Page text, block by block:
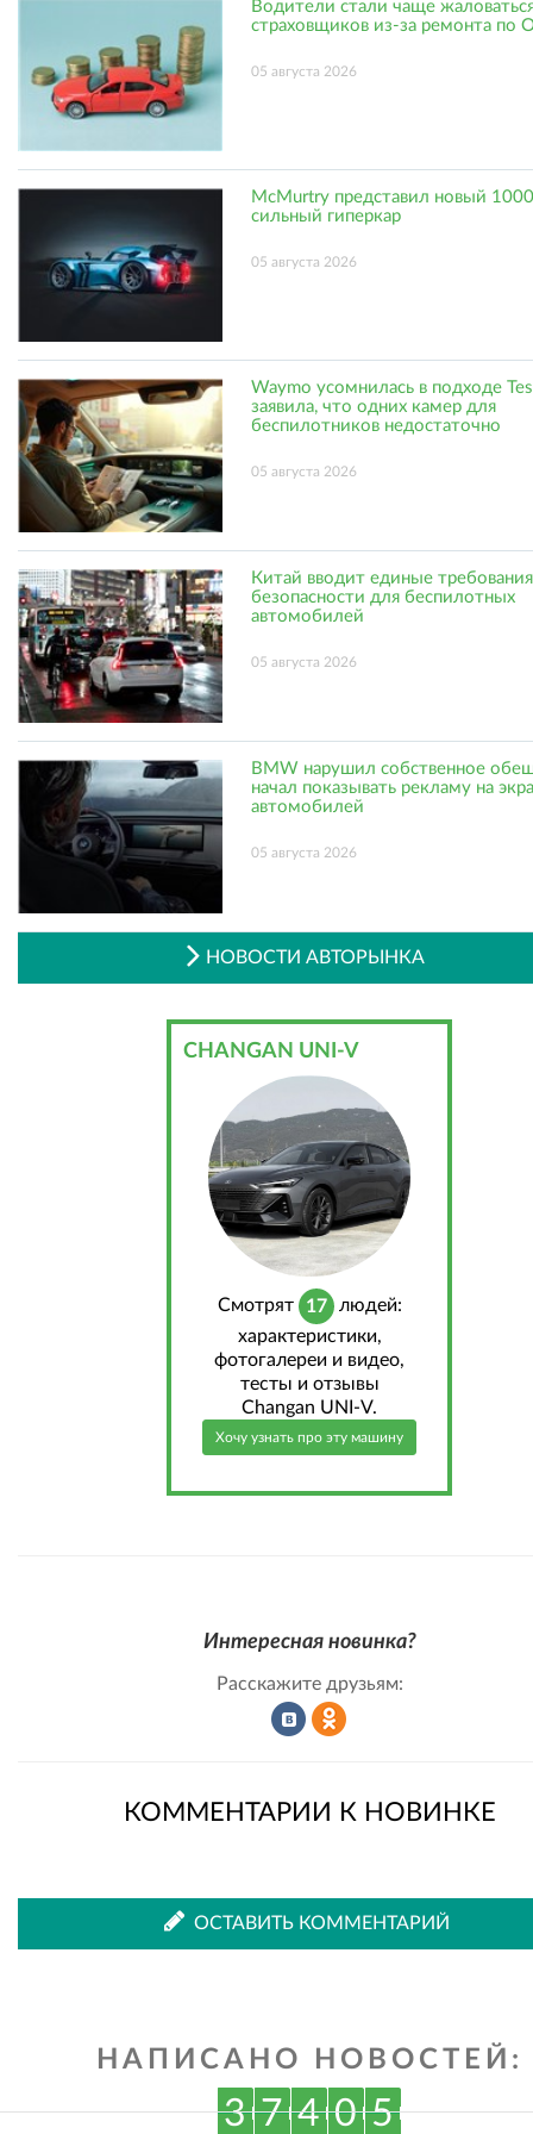
Водители стали чаще
страховщиков из-за ремонта по
05 августа 2026
McMurtry представил новый
сильный гиперкар
05 августа 2026
Waymo усомнилась в подходе
заявила, что одних камер для
беспилотников недостаточно
05 августа 2026
Китай вводит единые требования
безопасности для беспилотных
автомобилей
05 августа 2026
BMW нарушил собственное
начал показывать рекламу на
автомобилей
05 августа 2026
НОВОСТИ АВТОРЫНКА
CHANGAN UNI-V
Cмотрят 17 людей:
характеристики,
фотогалереи и видео,
тесты и отзывы
Changan UNI-V.
Хочу узнать про эту машину
Интересная новинка?
Расскажите друзьям:
КОММЕНТАРИИ К НОВИНКЕ
ОСТАВИТЬ КОММЕНТАРИЙ
НАПИСАНО НОВОСТЕЙ:
3 7 4 0 5